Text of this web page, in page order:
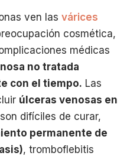
ven las várices
cosmética,
médicas
no tratada
con el tiempo. Las
úlceras venosas en
difíciles de curar,
permanente de
, tromboflebitis